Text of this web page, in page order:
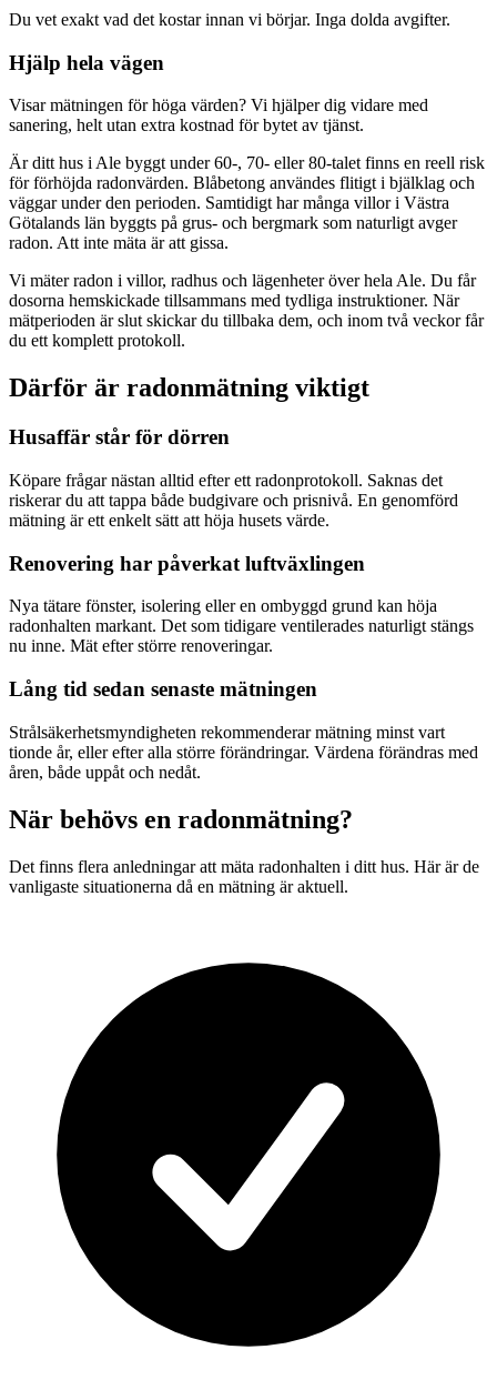
Du vet exakt vad det kostar innan vi börjar. Inga dolda avgifter.
Hjälp hela vägen
Visar mätningen för höga värden? Vi hjälper dig vidare med
sanering, helt utan extra kostnad för bytet av tjänst.
Är ditt hus i Ale byggt under 60-, 70- eller 80-talet finns en reell risk
för förhöjda radonvärden. Blåbetong användes flitigt i bjälklag och
väggar under den perioden. Samtidigt har många villor i Västra
Götalands län byggts på grus- och bergmark som naturligt avger
radon. Att inte mäta är att gissa.
Vi mäter radon i villor, radhus och lägenheter över hela Ale. Du får
dosorna hemskickade tillsammans med tydliga instruktioner. När
mätperioden är slut skickar du tillbaka dem, och inom två veckor får
du ett komplett protokoll.
Därför är radonmätning viktigt
Husaffär står för dörren
Köpare frågar nästan alltid efter ett radonprotokoll. Saknas det
riskerar du att tappa både budgivare och prisnivå. En genomförd
mätning är ett enkelt sätt att höja husets värde.
Renovering har påverkat luftväxlingen
Nya tätare fönster, isolering eller en ombyggd grund kan höja
radonhalten markant. Det som tidigare ventilerades naturligt stängs
nu inne. Mät efter större renoveringar.
Lång tid sedan senaste mätningen
Strålsäkerhetsmyndigheten rekommenderar mätning minst vart
tionde år, eller efter alla större förändringar. Värdena förändras med
åren, både uppåt och nedåt.
När behövs en radonmätning?
Det finns flera anledningar att mäta radonhalten i ditt hus. Här är de
vanligaste situationerna då en mätning är aktuell.